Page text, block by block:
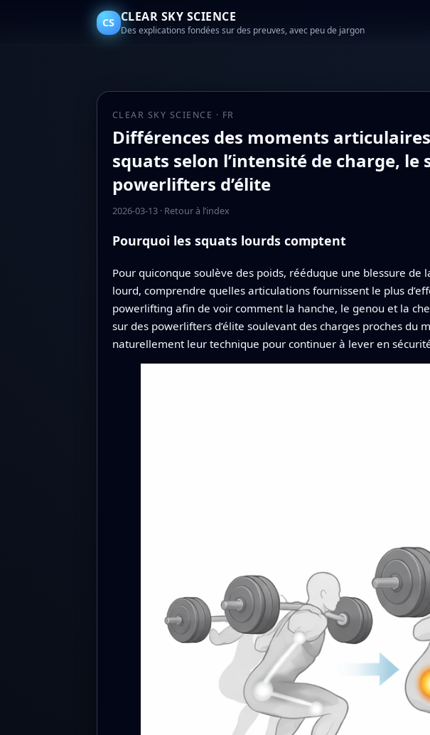
CS CLEAR SKY SCIENCE
Des explications fondées sur des preuves, avec peu de jargon
CLEAR SKY SCIENCE · FR
Différences des moments
squats selon l’intensité de charge,
powerlifters d’élite
2026-03-13· Retour à l’index
Pourquoi les squats lourds comptent
Pour quiconque soulève des poids, rééduque une blessure de
lourd, comprendre quelles articulations fournissent le plus
powerlifting afin de voir comment la hanche, le genou et la
sur des powerlifters d’élite soulevant des charges proches
naturellement leur technique pour continuer à lever en